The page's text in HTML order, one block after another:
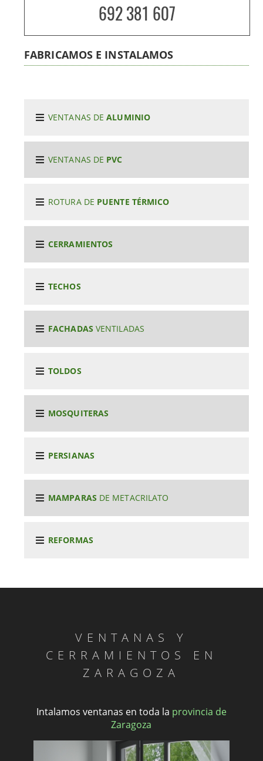
692 381 607
FABRICAMOS E INSTALAMOS
VENTANAS DEALUMINIO
VENTANAS DE PVC
ROTURA DE PUENTE TÉRMICO
CERRAMIENTOS
TECHOS
FACHADAS VENTILADAS
TOLDOS
MOSQUITERAS
PERSIANAS
MAMPARAS DE METACRILATO
REFORMAS
VENTANAS Y
CERRAMIENTOS EN
ZARAGOZA
Intalamos ventanas en toda la provincia de
Zaragoza